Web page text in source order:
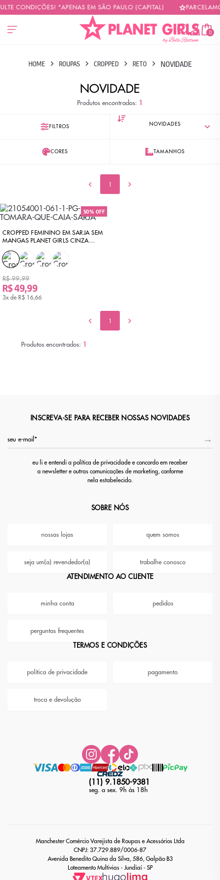
CONDIÇÕES! *APENAS EM SÃO PAULO (CAPITAL)
0
HOME ROUPAS CROPPED RETO NOVIDADE
NOVIDADE
Produtos encontrados: 1
FILTROS
CORES TAMANHOS
1
50% OFF
CROPPED FEMININO EM SARJA SEM
MANGAS PLANET GIRLS CINZA
R$ 99,99
R$ 49,99
3x de R$ 16,66
1
Produtos encontrados: 1
INSCREVA-SE PARA RECEBER NOSSAS NOVIDADES
eu li e entendi a política de privacidade e concordo em receber
a newsletter e outras comunicações de marketing, conforme
nela estabelecido.
SOBRE NÓS
nossas lojas quem somos
seja um(a) revendedor(a) trabalhe conosco
ATENDIMENTO AO CLIENTE
minha conta pedidos
perguntas frequentes
TERMOS E CONDIÇÕES
política de privacidade pagamento
troca e devolução
(11) 9.1850-9381
seg. a sex. 9h às 18h
Manchester Comércio Varejista de Roupas e Acessórios Ltda
CNPJ: 37.729.889/0006-87
Avenida Benedito Quina da Silva, 586, Galpão B3
Loteamento Multivias - Jundiaí - SP